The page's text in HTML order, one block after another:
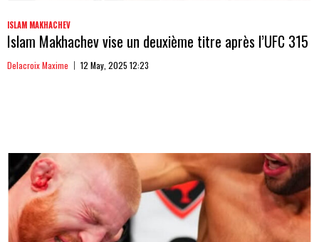
ISLAM MAKHACHEV
Islam Makhachev vise un deuxième titre après l’UFC 315
Delacroix Maxime 12 May, 2025 12:23